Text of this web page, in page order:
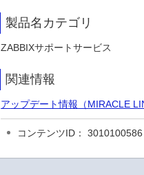
製品名カテゴリ
ZABBIXサポートサービス
関連情報
アップデート情報（MIRACLE
コンテンツID： 3010100586